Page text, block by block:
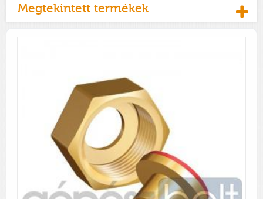
Megtekintett termékek